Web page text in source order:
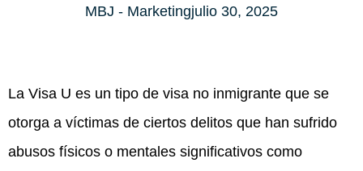
MBJ - Marketingjulio 30, 2025
La Visa U es un tipo de visa no inmigrante que se
otorga a víctimas de ciertos delitos que han sufrido
abusos físicos o mentales significativos como